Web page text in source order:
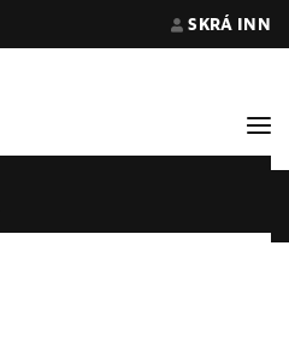
SKRÁ INN